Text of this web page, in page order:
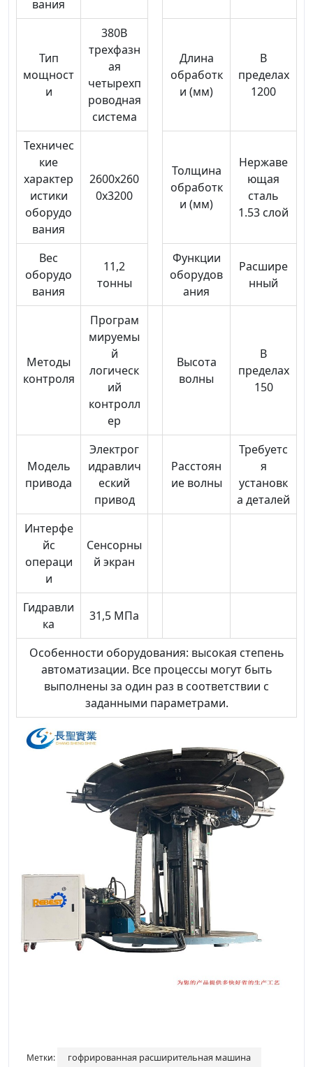
вания
Тип
мощност
и
380В
трехфазн
ая
четырехп
роводная
система
Длина
обработк
и (мм)
В
пределах
1200
Техничес
кие
характер
истики
оборудо
вания
2600x260
0x3200
Толщина
обработк
и (мм)
Нержаве
ющая
сталь
1.53 слой
Вес
оборудо
вания
11,2
тонны
Функции
оборудов
ания
Расшире
нный
Методы
контроля
Програм
мируемы
й
логическ
ий
контролл
ер
Высота
волны
В
пределах
150
Модель
привода
Электрог
идравлич
еский
привод
Расстоян
ие волны
Требуетс
я
установк
а деталей
Интерфе
йс
операци
и
Сенсорны
й экран
Гидравли
ка
31,5 МПа
Особенности оборудования: высокая степень
автоматизации. Все процессы могут быть
выполнены за один раз в соответствии с
заданными параметрами.
Метки: гофрированная расширительная машина